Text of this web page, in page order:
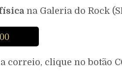
na Galeria do Rock
clique no botão